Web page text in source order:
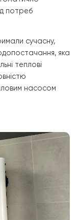
поверхні, який
від
(COP).
контролює
участі
багатошарову
природні втрати